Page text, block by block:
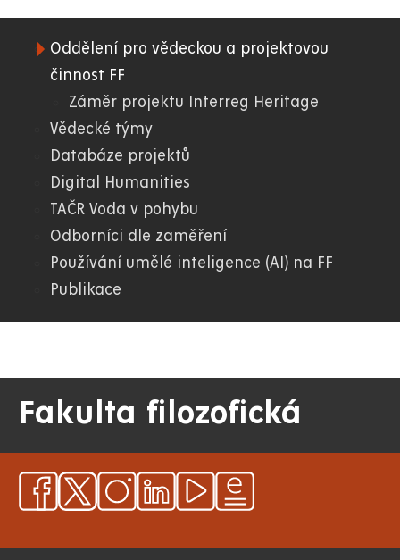
06.
FF
Oddělení pro vědeckou a projektovou
činnost FF
Záměr projektu Interreg Heritage
Vědecké týmy
Databáze projektů
Digital Humanities
TAČR Voda v pohybu
Odborníci dle zaměření
Používání umělé inteligence (AI) na FF
Publikace
Fakulta filozofická